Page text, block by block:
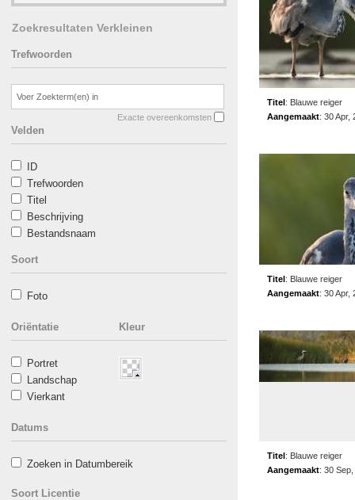
Zoekresultaten Verkleinen
Trefwoorden
Exacte overeenkomsten
Velden
ID
Trefwoorden
Titel
Beschrijving
Bestandsnaam
Soort
Foto
Oriëntatie
Portret
Landschap
Vierkant
Kleur
Datums
Zoeken in Datumbereik
Soort Licentie
Titel: Blauwe reiger
Aangemaakt: 30 Apr,
Titel: Blauwe reiger
Aangemaakt: 30 Apr,
Titel: Blauwe reiger
Aangemaakt: 30